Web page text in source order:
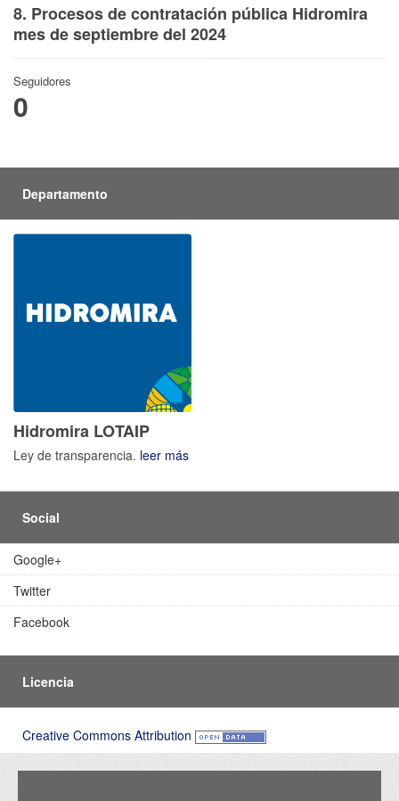
8. Procesos de contratación pública Hidromira
mes de septiembre del 2024
Seguidores
0
Departamento
Hidromira LOTAIP
Ley de transparencia. leer más
Social
Google+
Twitter
Facebook
Licencia
Creative Commons Attribution